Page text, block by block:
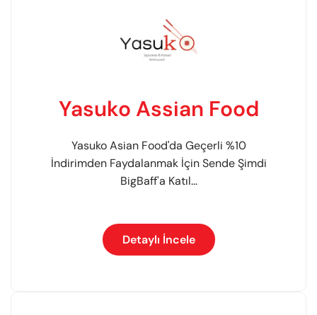
Yasuko Assian Food
Yasuko Asian Food'da Geçerli %10
İndirimden Faydalanmak İçin Sende Şimdi
BigBaff'a Katıl...
Detaylı İncele